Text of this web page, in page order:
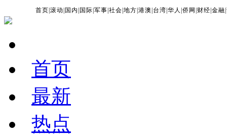
首页 |滚动 国内 国际 |军事 |社会 |地方 |港澳 台湾 |华人 |侨网 财经 |金融 |
首页
最新
热点